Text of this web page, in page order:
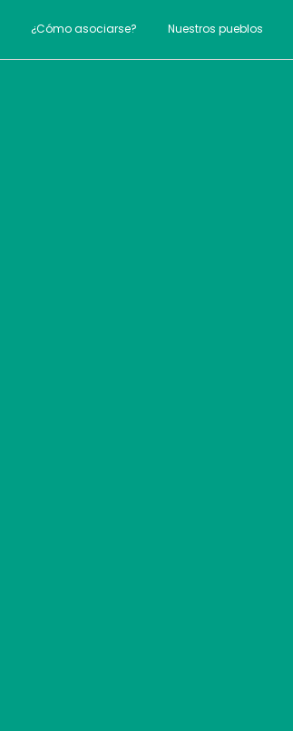
¿Cómo asociarse? Nuestros pueblos